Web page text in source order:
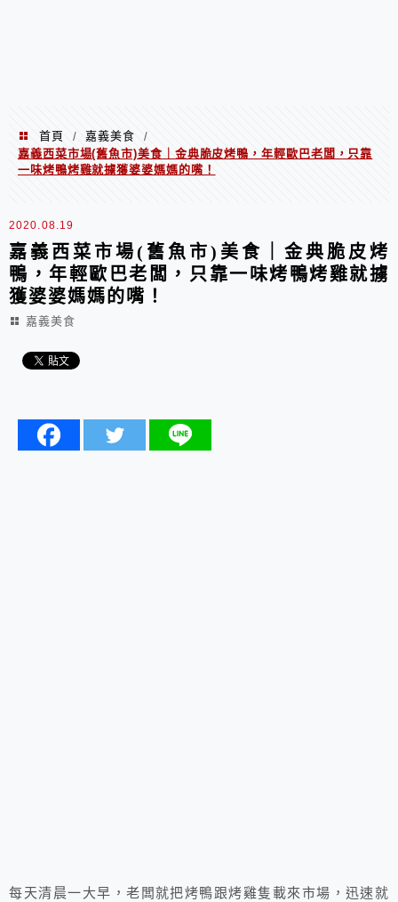
首頁 / 嘉義美食
/
嘉義西菜市場(舊魚市)美食｜金典脆皮烤鴨，年輕歐巴老闆，只靠
一味烤鴨烤雞就擄獲婆婆媽媽的嘴！
2020.08.19
嘉義西菜市場(舊魚市)美食｜金典脆皮烤
鴨，年輕歐巴老闆，只靠一味烤鴨烤雞就擄
獲婆婆媽媽的嘴！
嘉義美食
每天清晨一大早，老闆就把烤鴨跟烤雞隻載來市場，迅速就